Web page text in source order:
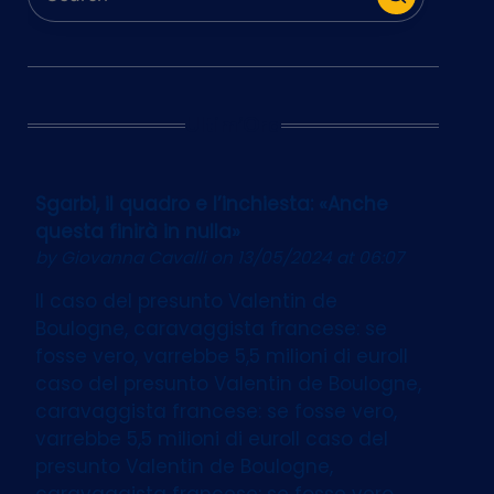
Ultim’Ora
Sgarbi, il quadro e l’inchiesta: «Anche
questa finirà in nulla»
by Giovanna Cavallion 13/05/2024 at 06:07
Il caso del presunto Valentin de
Boulogne, caravaggista francese: se
fosse vero, varrebbe 5,5 milioni di euroIl
caso del presunto Valentin de Boulogne,
caravaggista francese: se fosse vero,
varrebbe 5,5 milioni di euroIl caso del
presunto Valentin de Boulogne,